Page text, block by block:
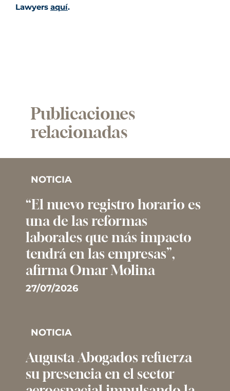
Lawyers aquí.
Publicaciones
relacionadas
NOTICIA
“El nuevo registro horario es
una de las reformas
laborales que más impacto
tendrá en las empresas”,
afirma Omar Molina
27/07/2026
NOTICIA
Augusta Abogados refuerza
su presencia en el sector